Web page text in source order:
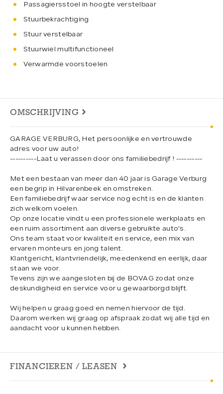
Passagiersstoel in hoogte verstelbaar
Stuurbekrachtiging
Stuur verstelbaar
Stuurwiel multifunctioneel
Verwarmde voorstoelen
OMSCHRIJVING
GARAGE VERBURG, Het persoonlijke en vertrouwde
adres voor uw auto!
----------Laat u verassen door ons familiebedrijf ! ----------
Met een bestaan van meer dan 40 jaar is Garage Verburg
een begrip in Hilvarenbeek en omstreken.
Een familiebedrijf waar service nog echt is en de klanten
zich welkom voelen.
Op onze locatie vindt u een professionele werkplaats en
een ruim assortiment aan diverse gebruikte auto’s.
Ons team staat voor kwaliteit en service, een mix van
ervaren monteurs en jong talent.
Klantgericht, klantvriendelijk, meedenkend en eerlijk, daar
staan we voor.
Tevens zijn we aangesloten bij de BOVAG zodat onze
deskundigheid en service voor u gewaarborgd blijft.
Wij helpen u graag goed en nemen hiervoor de tijd.
Daarom werken wij graag op afspraak zodat wij alle tijd en
aandacht voor u kunnen hebben.
FINANCIEREN / LEASEN